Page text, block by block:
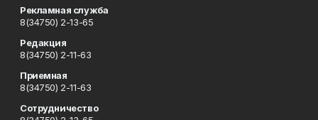
Рекламная служба
8(34750) 2-13-65
Редакция
8(34750) 2-11-63
Приемная
8(34750) 2-11-63
Сотрудничество